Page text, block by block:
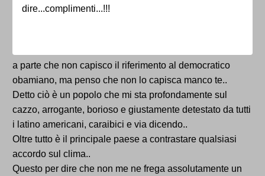
dire...complimenti...!!!
a parte che non capisco il riferimento al democratico
obamiano, ma penso che non lo capisca manco te..
Detto ciò è un popolo che mi sta profondamente sul
cazzo, arrogante, borioso e giustamente detestato da tutti
i latino americani, caraibici e via dicendo..
Oltre tutto è il principale paese a contrastare qualsiasi
accordo sul clima..
Questo per dire che non me ne frega assolutamente un